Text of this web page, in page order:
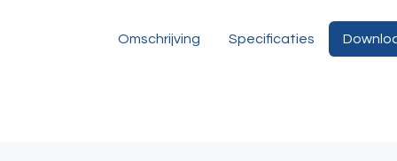
Omschrijving Specificaties